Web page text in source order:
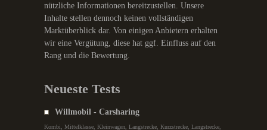
nützliche Informationen bereitzustellen. Unsere
Inhalte stellen dennoch keinen vollständigen
Marktüberblick dar. Von einigen Anbietern erhalten
wir eine Vergütung, diese hat ggf. Einfluss auf den
Rang und die Bewertung.
Neueste Tests
Willmobil - Carsharing
Kombi, Mittelklasse, Kleinwagen, Langstrecke, Kurzstrecke, Langstrecke,